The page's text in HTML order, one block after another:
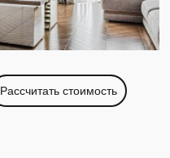
Рассчитать стоимость